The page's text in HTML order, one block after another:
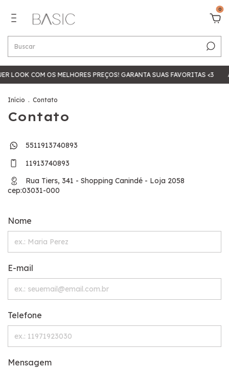
0
LOOK COM OS MELHORES PREÇOS! GARANTA SUAS FAVORITAS <3
Início . Contato
Contato
5511913740893
11913740893
Rua Tiers, 341 - Shopping Canindé - Loja 2058
cep:03031-000
Nome
E-mail
Telefone
Mensagem